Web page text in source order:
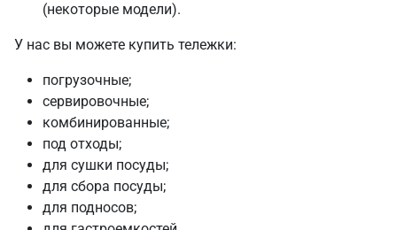
(некоторые модели).
У нас вы можете купить тележки:
погрузочные;
сервировочные;
комбинированные;
под отходы;
для сушки посуды;
для сбора посуды;
для подносов;